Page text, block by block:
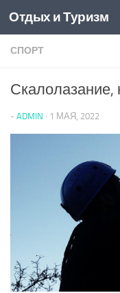
Перейти к
Отдых и Туризм
СПОРТ
Скалолазание,
- ADMIN · 1 МАЯ, 2022